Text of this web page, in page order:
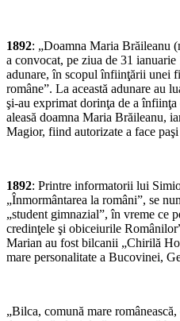
1892: „Doamna Maria Brăileanu
a convocat, pe ziua de 31
adunare, în scopul înfiinţării unei
române”. La această adunare au
şi-au exprimat dorinţa de a
aleasă doamna Maria Brăileanu,
Magior, fiind autorizate a face
1892: Printre informatorii lui
„Înmormântarea la români”, se
„student gimnazial”, în vreme ce
credinţele şi obiceiurile
Marian au fost bilcanii „Chirilă
mare personalitate a Bucovinei,
„Bilca, comună mare